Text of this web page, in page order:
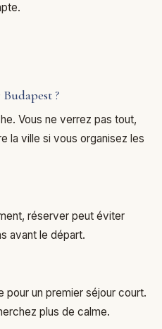
?
Vous ne verrez pas tout,
la ville si vous organisez les
réserver peut éviter
avant le départ.
pour un premier séjour court.
plus de calme.